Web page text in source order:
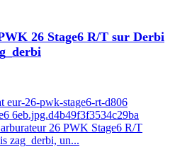
26 Stage6 R/T sur Derbi
eur-26-pwk-stage6-rt-d806
6eb.jpg.d4b49f3f3534c29ba
26 PWK Stage6 R/T
zag_derbi, un...